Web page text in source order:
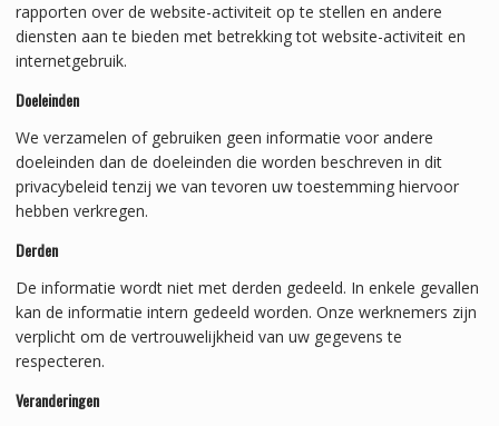
rapporten over de website-activiteit op te stellen en andere
diensten aan te bieden met betrekking tot website-activiteit en
internetgebruik.
Doeleinden
We verzamelen of gebruiken geen informatie voor andere
doeleinden dan de doeleinden die worden beschreven in dit
privacybeleid tenzij we van tevoren uw toestemming hiervoor
hebben verkregen.
Derden
De informatie wordt niet met derden gedeeld. In enkele gevallen
kan de informatie intern gedeeld worden. Onze werknemers zijn
verplicht om de vertrouwelijkheid van uw gegevens te
respecteren.
Veranderingen